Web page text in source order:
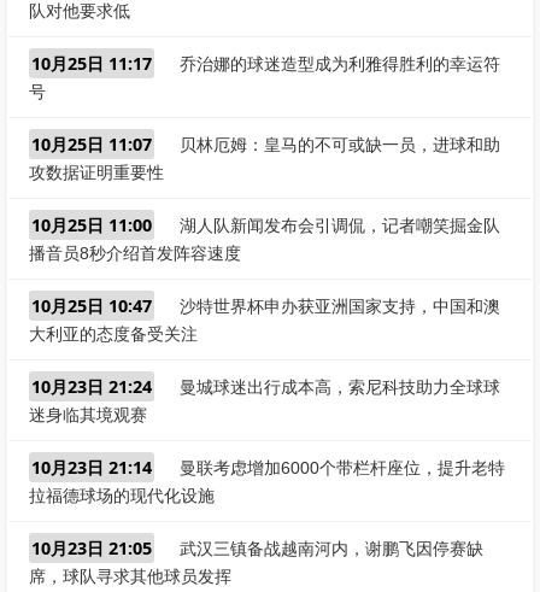
队对他要求低
10月25日 11:17
乔治娜的球迷造型成为利雅得胜利的幸运符
号
10月25日 11:07
贝林厄姆：皇马的不可或缺一员，进球和助
攻数据证明重要性
10月25日 11:00
湖人队新闻发布会引调侃，记者嘲笑掘金队
播音员8秒介绍首发阵容速度
10月25日 10:47
沙特世界杯申办获亚洲国家支持，中国和澳
大利亚的态度备受关注
10月23日 21:24
曼城球迷出行成本高，索尼科技助力全球球
迷身临其境观赛
10月23日 21:14
曼联考虑增加6000个带栏杆座位，提升老特
拉福德球场的现代化设施
10月23日 21:05
武汉三镇备战越南河内，谢鹏飞因停赛缺
席，球队寻求其他球员发挥